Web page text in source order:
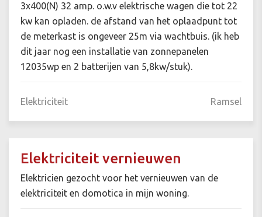
3x400(N) 32 amp. o.w.v elektrische wagen die tot 22
kw kan opladen. de afstand van het oplaadpunt tot
de meterkast is ongeveer 25m via wachtbuis. (ik heb
dit jaar nog een installatie van zonnepanelen
12035wp en 2 batterijen van 5,8kw/stuk).
Elektriciteit Ramsel
Elektriciteit vernieuwen
Elektricien gezocht voor het vernieuwen van de
elektriciteit en domotica in mijn woning.